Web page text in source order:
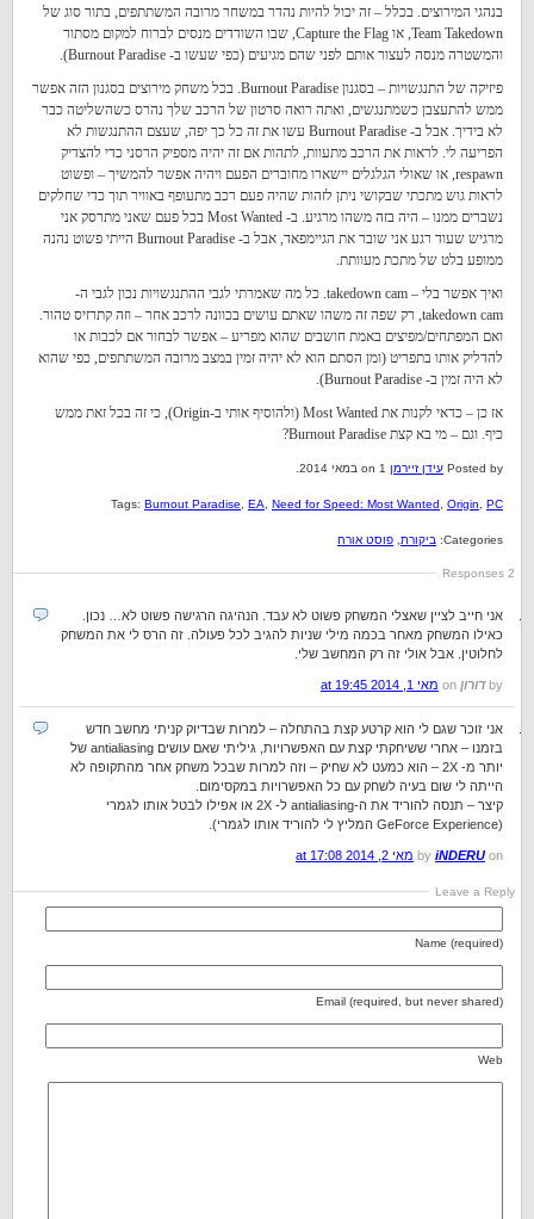
בנהגי המירוצים. בכלל – זה יכול להיות נהדר במשחר מרובה המשתתפים, בתור סוג של
Team Takedown, או Capture the Flag, שבו השודדים מנסים לברוח למקום מסתור
והמשטרה מנסה לעצור אותם לפני שהם מגיעים (כפי שעשו ב- Burnout Paradise).
פיזיקה של התנגשויות – בסגנון Burnout Paradise. בכל משחק מירוצים בסגנון הזה אפשר
ממש להתעצבן כשמתנגשים, ואתה רואה סרטון של הרכב שלך נהרס כשהשליטה כבר
לא בידיך. אבל ב- Burnout Paradise עשו את זה כל כך יפה, שעצם ההתנגשות לא
הפריעה לי. לראות את הרכב מתעוות, לתהות אם זה יהיה מספיק הרסני כדי להצדיק
respawn, או שאולי הגלגלים יישארו מחוברים הפעם ויהיה אפשר להמשיך – ופשוט
לראות גוש מתכתי שבקושי ניתן לזהות שהיה פעם רכב מתעופף באוויר תוך כדי שחלקים
נשברים ממנו – היה בזה משהו מרגיע. ב- Most Wanted בכל פעם שאני מתרסק אני
מרגיש שעוד רגע אני שובר את הגיימפאד, אבל ב- Burnout Paradise הייתי פשוט נהנה
ממופע בלט של מתכת מעוותת.
ואיך אפשר בלי – takedown cam. כל מה שאמרתי לגבי ההתנגשויות נכון לגבי ה-
takedown cam, רק שפה זה משהו שאתם עושים בכוונה לרכב אחר – וזה קתרזיס טהור.
ואם המפתחים/מפיצים באמת חושבים שהוא מפריע – אפשר לבחור אם לכבות או
להדליק אותו בתפריט (ומן הסתם הוא לא יהיה זמין במצב מרובה המשתתפים, כפי שהוא
לא היה זמין ב- Burnout Paradise).
אז כן – כדאי לקנות את Most Wanted (ולהוסיף אותי ב-Origin), כי זה בכל זאת ממש
כיף. וגם – מי בא קצת Burnout Paradise?
Posted by עידן זיירמן
Tags: Burnout Paradise EA Need for Speed: Most Wanted Origin PC
Categories: ביקורת פוסט אורח
2 Responses
אני חייב לציין שאצלי המשחק פשוט לא עבד. הנהיגה הרגישה פשוט לא… נכון.
כאילו המשחק מאחר בכמה מילי שניות להגיב לכל פעולה. זה הרס לי את המשחק
לחלוטין. אבל אולי זה רק המחשב שלי.
by דורון מאי 1, 2014 at 19:45
אני זוכר שגם לי הוא קרטע קצת בהתחלה – למרות שבדיוק קניתי מחשב חדש
בזמנו – אחרי ששיחקתי קצת עם האפשרויות, גיליתי שאם עושים antialiasing של
יותר מ- 2X – הוא כמעט לא שחיק – וזה למרות שבכל משחק אחר מהתקופה לא
הייתה לי שום בעיה לשחק עם כל האפשרויות במקסימום.
קיצר – תנסה להוריד את ה-antialiasing ל- 2X או אפילו לבטל אותו לגמרי
(GeForce Experience המליץ לי להוריד אותו לגמרי).
by iNDERU on מאי 2, 2014 at 17:08
Leave a Reply
Name (required)
Email (required, but never shared)
Web